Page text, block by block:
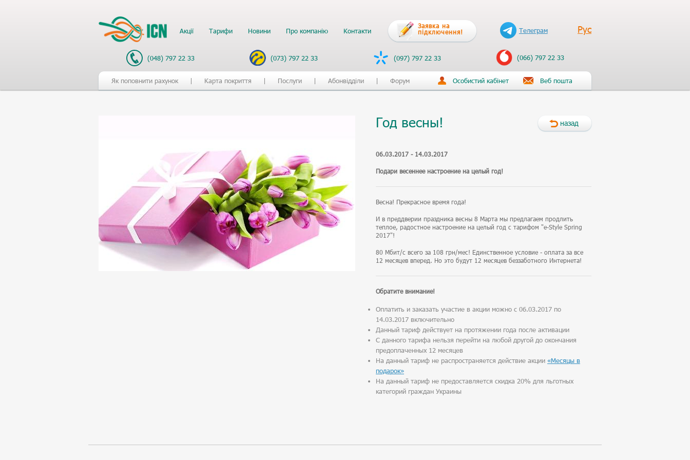
Акції Тарифи Новини Про компанію Контакти
Заявка на
підключення!
Телеграм Рус
(048) 797 22 33 (073) 797 22 33 (097) 797 22 33 (066) 797 22 33
Як поповнити рахунок Карта покриття Послуги Абонвідділи Форум Особистий кабінет Веб пошта
Год весны! назад
06.03.2017 - 14.03.2017
Подари весеннее настроение на целый год!
Весна! Прекрасное время года!
И в преддверии праздника весны 8 Марта мы предлагаем продлить
теплое, радостное настроение на целый год с тарифом "e-Style Spring
2017"!
80 Мбит/с всего за 108 грн/мес! Единственное условие - оплата за все
12 месяцев вперед. Но это будут 12 месяцев беззаботного Интернета!
Обратите внимание!
Оплатить и заказать участие в акции можно с 06.03.2017 по
14.03.2017 включительно
Данный тариф действует на протяжении года после активации
С данного тарифа нельзя перейти на любой другой до окончания
предоплаченных 12 месяцев
На данный тариф не распространяется действие акции «Месяцы в
подарок»
На данный тариф не предоставляется скидка 20% для льготных
категорий граждан Украины